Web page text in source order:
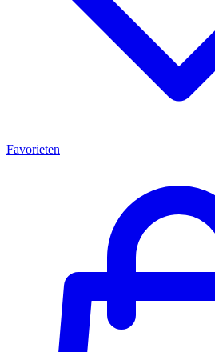
Favorieten